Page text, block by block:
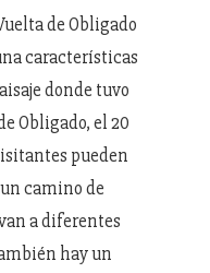
de Obligado
características
donde tuvo
Obligado, el 20
pueden
camino de
a diferentes
hay un